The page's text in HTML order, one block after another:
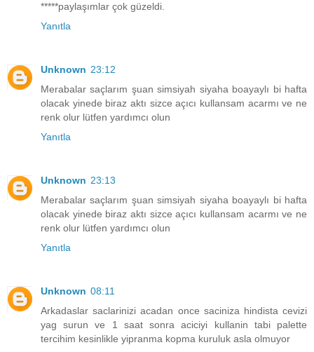
*****paylaşımlar çok güzeldi.
Yanıtla
Unknown 23:12
Merabalar saçlarım şuan simsiyah siyaha boayaylı bi hafta
olacak yinede biraz aktı sizce açıcı kullansam acarmı ve ne
renk olur lütfen yardımcı olun
Yanıtla
Unknown 23:13
Merabalar saçlarım şuan simsiyah siyaha boayaylı bi hafta
olacak yinede biraz aktı sizce açıcı kullansam acarmı ve ne
renk olur lütfen yardımcı olun
Yanıtla
Unknown 08:11
Arkadaslar saclarinizi acadan once saciniza hindista cevizi
yag surun ve 1 saat sonra aciciyi kullanin tabi palette
tercihim kesinlikle yipranma kopma kuruluk asla olmuyor